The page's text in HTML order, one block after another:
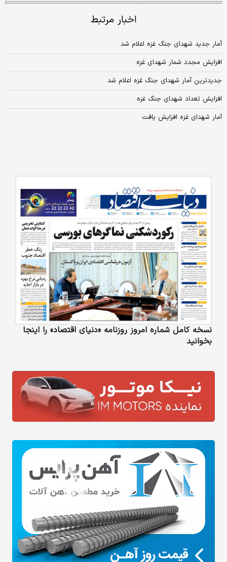
اخبار مرتبط
آمار جدید شهدای جنگ غزه اعلام شد
افزایش مجدد شمار شهدای غزه
جدیدترین آمار شهدای جنگ غزه اعلام شد
افزایش تعداد شهدای جنگ غزه
آمار شهدای غزه افزایش یافت
نسخه کامل شماره امروز روزنامه «دنیای‌ اقتصاد» را اینجا
بخوانید